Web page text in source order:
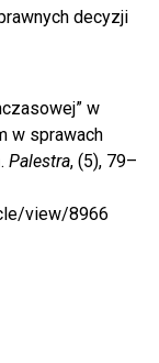
decyzji
w
w sprawach
Palestra, (5), 79–
view/8966